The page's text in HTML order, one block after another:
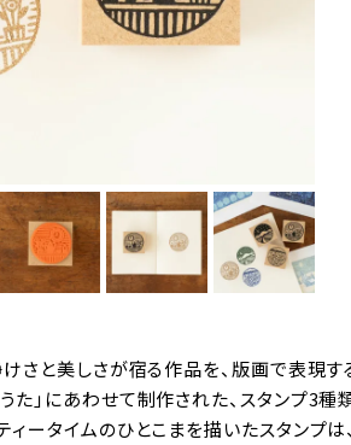
けさと美しさが宿る作品を、版画で表現
た」にあわせて制作された、スタンプ3種
ィータイムのひとこまを描いたスタンプ